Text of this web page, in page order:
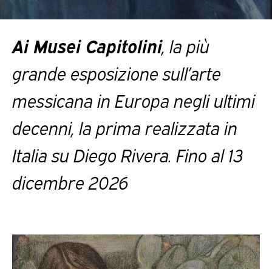
Ai Musei Capitolini, la più
grande esposizione sull’arte
messicana in Europa negli ultimi
decenni, la prima realizzata in
Italia su Diego Rivera. Fino al 13
dicembre 2026